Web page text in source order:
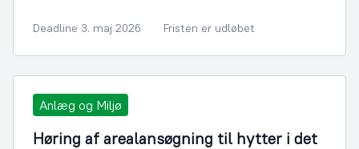
Deadline 3. maj 2026 Fristen er udløbet
Anlæg og Miljø
Høring af arealansøgning til hytter i det